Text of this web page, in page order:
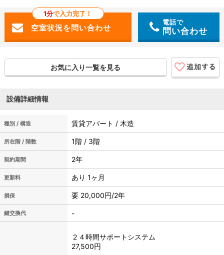
1分で入力完了！
電話で
問い合わせ
お気に入り一覧を見る
設備詳細情報
種別 / 構造 賃貸アパート / 木造
所在階 / 階数 1階 / 3階
契約期間 2年
更新料 あり 1ヶ月
損保 要 20,000円/2年
鍵交換代 -
２４時間サポートシステム
27,500円